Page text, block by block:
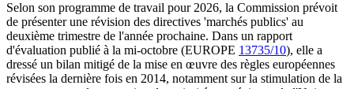
Selon son programme de travail pour 2026, la Commission prévoit
de présenter une révision des directives 'marchés publics' au
deuxième trimestre de l'année prochaine. Dans un rapport
d'évaluation publié à la mi-octobre (EUROPE 13735/10), elle a
dressé un bilan mitigé de la mise en œuvre des règles européennes
révisées la dernière fois en 2014, notamment sur la stimulation de la